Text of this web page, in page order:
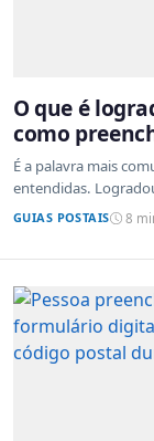
O que é
como
É a palavra mais
entendidas.
GUIAS POSTAIS 8